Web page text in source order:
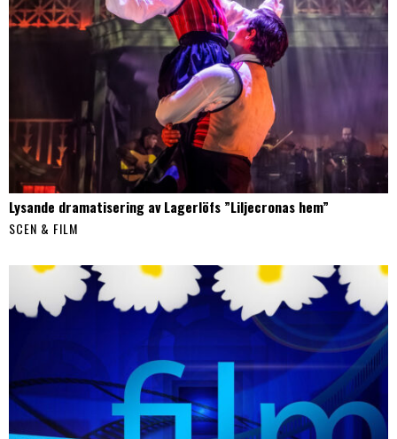
Lysande dramatisering av Lagerlöfs ”Liljecronas hem”
SCEN & FILM